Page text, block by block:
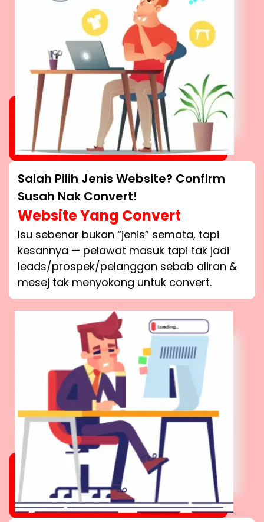
Salah Pilih Jenis Website? Confirm
Susah Nak Convert!
Website Yang Convert
Isu sebenar bukan “jenis” semata, tapi
kesannya — pelawat masuk tapi tak jadi
leads/prospek/pelanggan sebab aliran &
mesej tak menyokong untuk convert.